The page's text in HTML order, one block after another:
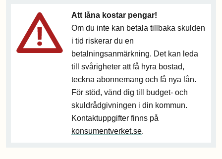
Att låna kostar pengar!
Om du inte kan betala tillbaka skulden
i tid riskerar du en
betalningsanmärkning. Det kan leda
till svårigheter att få hyra bostad,
teckna abonnemang och få nya lån.
För stöd, vänd dig till budget- och
skuldrådgivningen i din kommun.
Kontaktuppgifter finns på
konsumentverket.se.